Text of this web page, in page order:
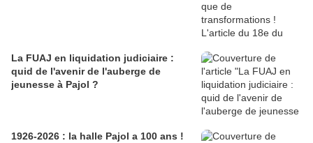
La FUAJ en liquidation judiciaire :
quid de l'avenir de l'auberge de
jeunesse à Pajol ?
1926-2026 : la halle Pajol a 100 ans !